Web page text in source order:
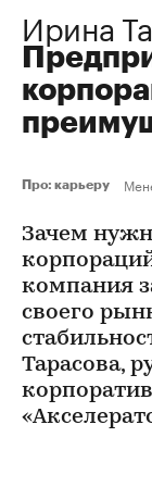
Ирина
Про: карьеру
Зачем
компания
своего
Тарасова,